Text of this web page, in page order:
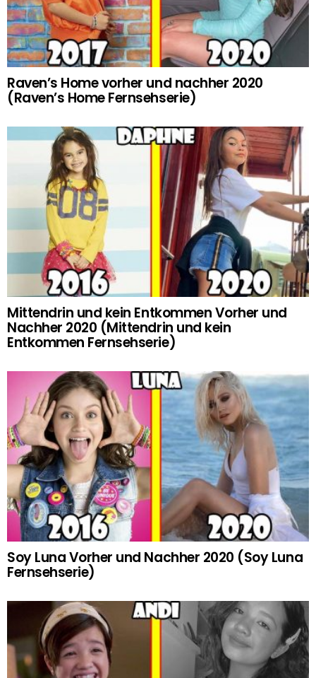
Raven’s Home vorher und nachher 2020
(Raven’s Home Fernsehserie)
Mittendrin und kein Entkommen Vorher und
Nachher 2020 (Mittendrin und kein
Entkommen Fernsehserie)
Soy Luna Vorher und Nachher 2020 (Soy Luna
Fernsehserie)